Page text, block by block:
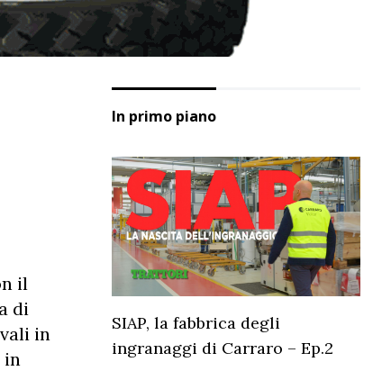
il
di
in
in
In primo piano
SIAP, la fabbrica degli
ingranaggi di Carraro – Ep.2